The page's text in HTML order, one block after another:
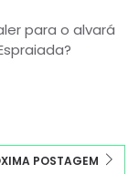
para o alvará
POSTAGEM